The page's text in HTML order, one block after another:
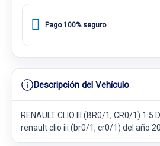
Pago 100% seguro
Descripción del Vehículo
RENAULT CLIO III (BR0/1, CR0/1) 1.5
renault clio iii (br0/1, cr0/1) del año